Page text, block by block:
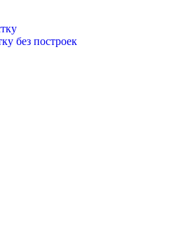
без построек